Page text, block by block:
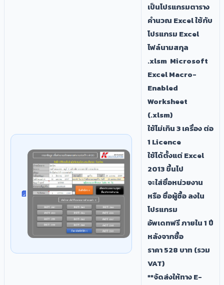
เป็นโปรแกรมตาราง
คำนวณ Excel ใช้กับ
โปรแกรม Excel
ไฟล์นามสกุล
.xlsm Microsoft
Excel Macro-
Enabled
Worksheet
(.xlsm)​
ใช้ไม่เกิน 3 เครื่อง ต่อ
1 Licence
ใช้ได้ตั้งแต่ Excel
2013 ขี้นไป
จะใส่ชื่อหน่วยงาน
หรือ ชื่อผู้ซื้อ ลงใน
โปรแกรม
อัพเดทฟรี ภายใน 1 ปี
หลังจากซื้อ​
ราคา 528 บาท (รวม
VAT)
**จัดส่งให้ทาง E-